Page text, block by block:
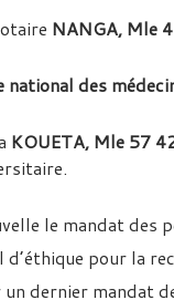
NANGA, Mle
des
KOUETA, Mle 57
le mandat des
pour la
dernier mandat